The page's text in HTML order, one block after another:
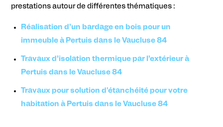
prestations autour de différentes thématiques :
Réalisation d’un bardage en bois pour un
immeuble à Pertuis dans le Vaucluse 84
Travaux d’isolation thermique par l’extérieur à
Pertuis dans le Vaucluse 84
Travaux pour solution d'étanchéité pour votre
habitation à Pertuis dans le Vaucluse 84